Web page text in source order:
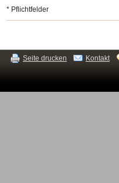
* Pflichtfelder
Seite drucken Kontakt